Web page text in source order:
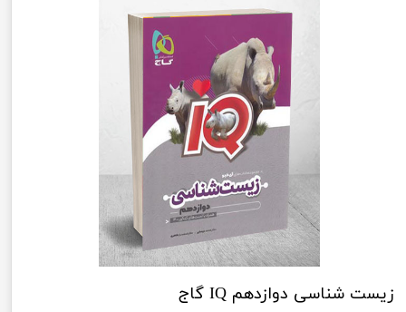
زیست شناسی دوازدهم IQ گاج